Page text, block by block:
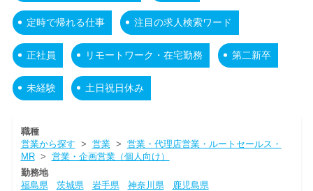
定時で帰れる仕事 注目の求人検索ワード
正社員 リモートワーク・在宅勤務 第二新卒
未経験 土日祝日休み
職種
営業から探す > 営業> 営業・代理店営業・ルートセールス・
MR> 営業・企画営業（個人向け）
勤務地
福島県
茨城県 岩手県 神奈川県
鹿児島県